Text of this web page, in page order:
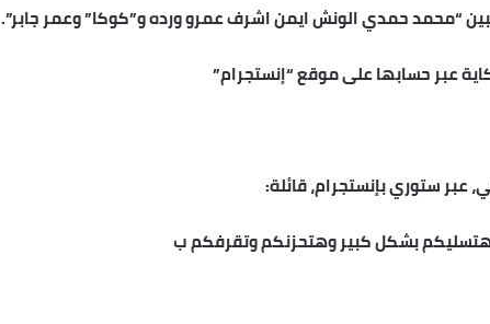
“محمد حمدي الونش ايمن اشرف عمرو ورده و”كوكا” وعمر جابر”.
عبر حسابها على موقع “إنستجرام”
عبر ستوري بإنستجرام، قائلة:
هتسليكم بشكل كبير وهتحزنكم وتقرفكم ب